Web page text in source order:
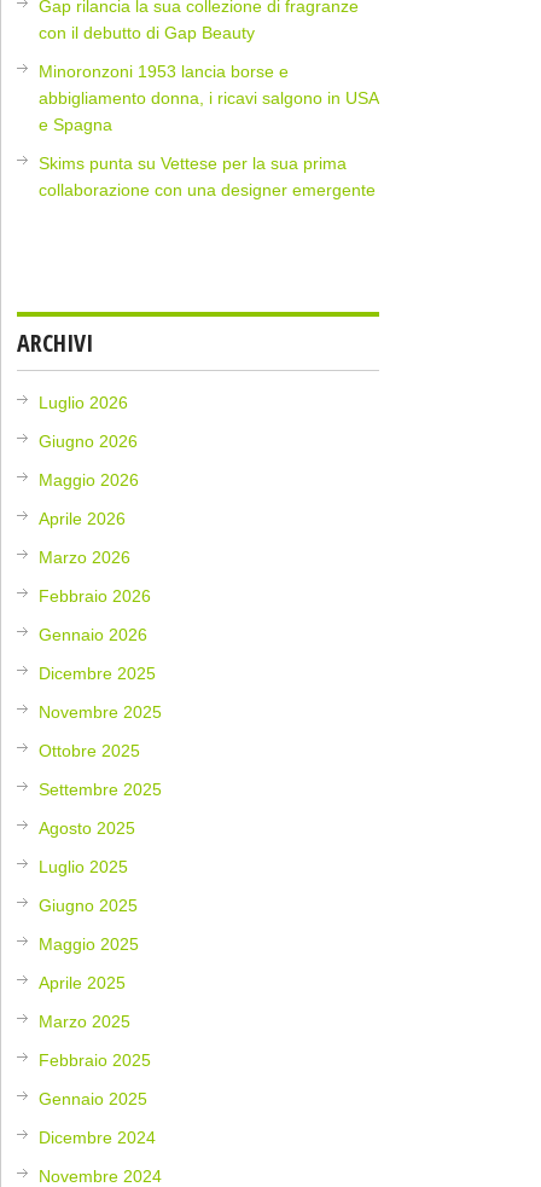
Gap rilancia la sua collezione di fragranze
con il debutto di Gap Beauty
Minoronzoni 1953 lancia borse e
abbigliamento donna, i ricavi salgono in USA
e Spagna
Skims punta su Vettese per la sua prima
collaborazione con una designer emergente
ARCHIVI
Luglio 2026
Giugno 2026
Maggio 2026
Aprile 2026
Marzo 2026
Febbraio 2026
Gennaio 2026
Dicembre 2025
Novembre 2025
Ottobre 2025
Settembre 2025
Agosto 2025
Luglio 2025
Giugno 2025
Maggio 2025
Aprile 2025
Marzo 2025
Febbraio 2025
Gennaio 2025
Dicembre 2024
Novembre 2024